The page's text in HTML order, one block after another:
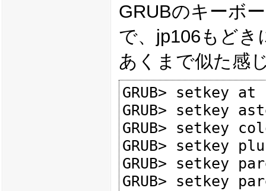
GRUBのキーボ
で、jp106もど
あくまで似た感
GRUB> setkey
GRUB> setkey
GRUB> setkey
GRUB> setkey
GRUB> setkey
GRUB> setkey